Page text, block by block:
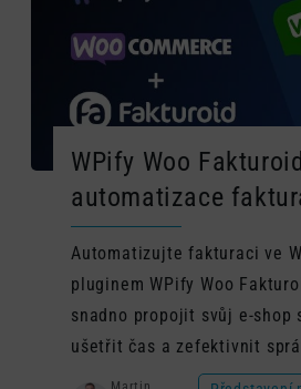
WPify Woo
automatizace
WooCommerce bez
Automatizujte fakturaci ve
pluginem WPify Woo
snadno propojit svůj e-shop
ušetřit čas a zefektivnit